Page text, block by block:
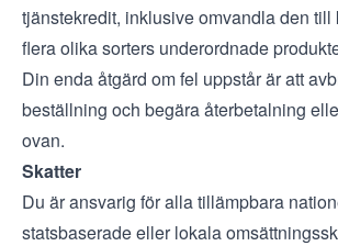
tjänstekredit, inklusive omvandla den till
flera olika sorters underordnade
Din enda åtgärd om fel uppstår är att
beställning och begära återbetalning
ovan.
Skatter
Du är ansvarig för alla tillämpbara
statsbaserade eller lokala